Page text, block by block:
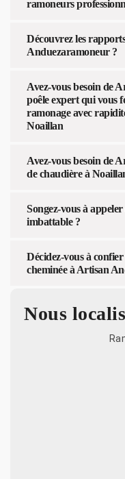
ramoneurs
Découvrez les
Anduezaramoneur ?
Avez-vous besoin de
poêle expert qui vous
ramonage avec
Noaillan
Avez-vous besoin de
de chaudière à
Songez-vous à
imbattable ?
Décidez-vous à
cheminée à Artisan
Nous